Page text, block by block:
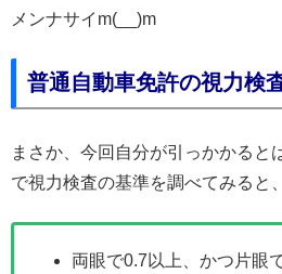
メンナサイm(__)m
普通自動車免許の視力検
まさか、今回自分が引っかかると
で視力検査の基準を調べてみると、
両眼で0.7以上、かつ片眼